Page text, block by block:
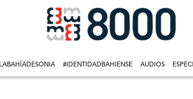
#IDENTIDADBAHIENSE AUDIOS